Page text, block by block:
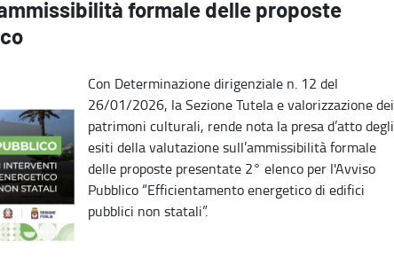
formale delle proposte
Con Determinazione dirigenziale n. 12 del
26/01/2026, la Sezione Tutela e valorizzazione dei
patrimoni culturali, rende nota la presa d’atto degli
esiti della valutazione sull’ammissibilità formale
delle proposte presentate 2° elenco per l'Avviso
Pubblico “Efficientamento energetico di edifici
pubblici non statali”.